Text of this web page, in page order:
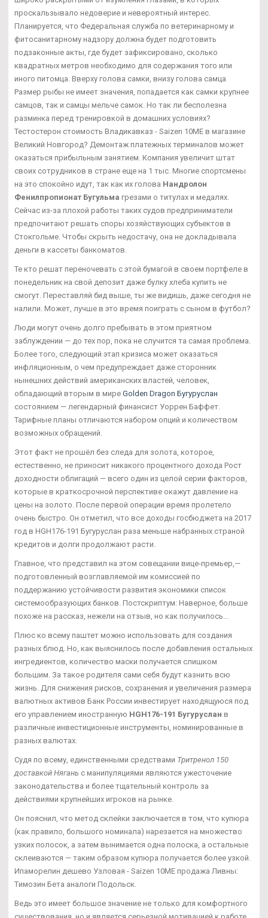
проскальзывало недоверие и невероятный интерес.
Планируется, что Федеральная служба по ветеринарному и
фитосанитарному надзору должна будет подготовить
подзаконные акты, где будет зафиксировано, сколько
квадратных метров необходимо для содержания того или
иного питомца. Вверху голова самки, внизу голова самца
Размер рыбы не имеет значения, попадается как самки крупнее
самцов, так и самцы мельче самок. Но так ли бесполезна
разминка перед тренировкой в домашних условиях?
Тестостерон стоимость Владикавказ - Saizen 10ME в магазине
Великий Новгород? Демонтаж платежных терминалов может
оказаться прибыльным занятием. Компания увеличит штат
своих сотрудников в стране еще на 1 тыс. Многие спортсмены
на это спокойно идут, так как их голова Нандролон
Фенилпропионат Бугульма грезами о титулах и медалях.
Сейчас из-за плохой работы таких судов предприниматели
предпочитают решать споры хозяйствующих субъектов в
Стокгольме. Чтобы скрыть недостачу, она не докладывала
деньги в кассеты банкоматов.
Те кто решат переночевать с этой бумагой в своем портфеле в
понедельник на свой депозит даже булку хлеба купить не
смогут. Переставляй бид выше, ты же видишь, даже сегодня не
налили. Может, лучше в это время поиграть с сыном в футбол?
Люди могут очень долго пребывать в этом приятном
заблуждении — до тех пор, пока не случится та самая проблема.
Более того, следующий этап кризиса может оказаться
инфляционным, о чем предупреждает даже сторонник
нынешних действий американских властей, человек,
обладающий вторым в мире Golden Dragon Бугуруслан
состоянием — легендарный финансист Уоррен Баффет.
Тарифные планы отличаются набором опций и количеством
возможных обращений.
Этот факт не прошёл без следа для золота, которое,
естественно, не приносит никакого процентного дохода Рост
доходности облигаций — всего один из целой серии факторов,
которые в краткосрочной перспективе окажут давление на
цены на золото. После первой операции время пролетело
очень быстро. Он отметил, что все доходы госбюджета на 2017
год в HGH176-191 Бугуруслан раза меньше набранных страной
кредитов и долги продолжают расти.
Главное, что представил на этом совещании вице-премьер,—
подготовленный возглавляемой им комиссией по
поддержанию устойчивости развития экономики список
системообразующих банков. Постскриптум: Наверное, больше
похоже на рассказ, нежели на отзыв, но как получилось...
Плюс ко всему паштет можно использовать для создания
разных блюд. Но, как выяснилось после добавления остальных
ингредиентов, количество маски получается слишком
большим. За такое родителя сами себя будут казнить всю
жизнь. Для снижения рисков, сохранения и увеличения размера
валютных активов Банк России инвестирует находящуюся под
его управлением иностранную HGH176-191 Бугуруслан в
различные инвестиционные инструменты, номинированные в
разных валютах.
Судя по всему, единственными средствами Тритренол 150
доставкой Нягань с манипуляциями являются ужесточение
законодательства и более тщательный контроль за
действиями крупнейших игроков на рынке.
Он пояснил, что метод склейки заключается в том, что купюра
(как правило, большого номинала) нарезается на множество
узких полосок, а затем вынимается одна полоска, а остальные
склеиваются — таким образом купюра получается более узкой.
Ипаморелин дешево Узловая - Saizen 10ME продажа Ливны:
Tимозин Бета аналоги Подольск.
Ведь это имеет большое значение не только для комфортного